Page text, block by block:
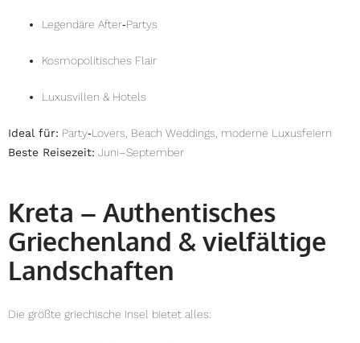
Legendäre After‑Partys
Kosmopolitisches Flair
Luxusvillen & Hotels
Ideal für: Party‑Lovers, Beach Weddings, moderne Luxusfeiern
Beste Reisezeit: Juni–September
Kreta – Authentisches
Griechenland & vielfältige
Landschaften
Die größte griechische Insel bietet alles: